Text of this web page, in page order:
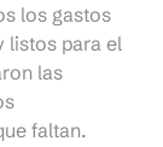
los gastos
listos para el
las
faltan.